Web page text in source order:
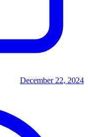
December 22, 2024